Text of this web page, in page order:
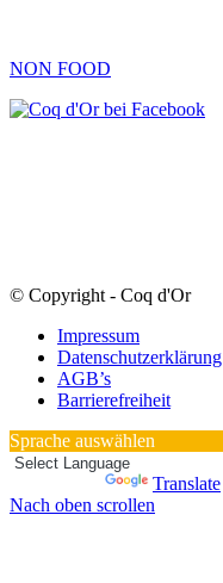
NON FOOD
© Copyright - Coq d'Or
Impressum
Datenschutzerklärung
AGB’s
Barrierefreiheit
Sprache auswählen
Translate
Nach oben scrollen